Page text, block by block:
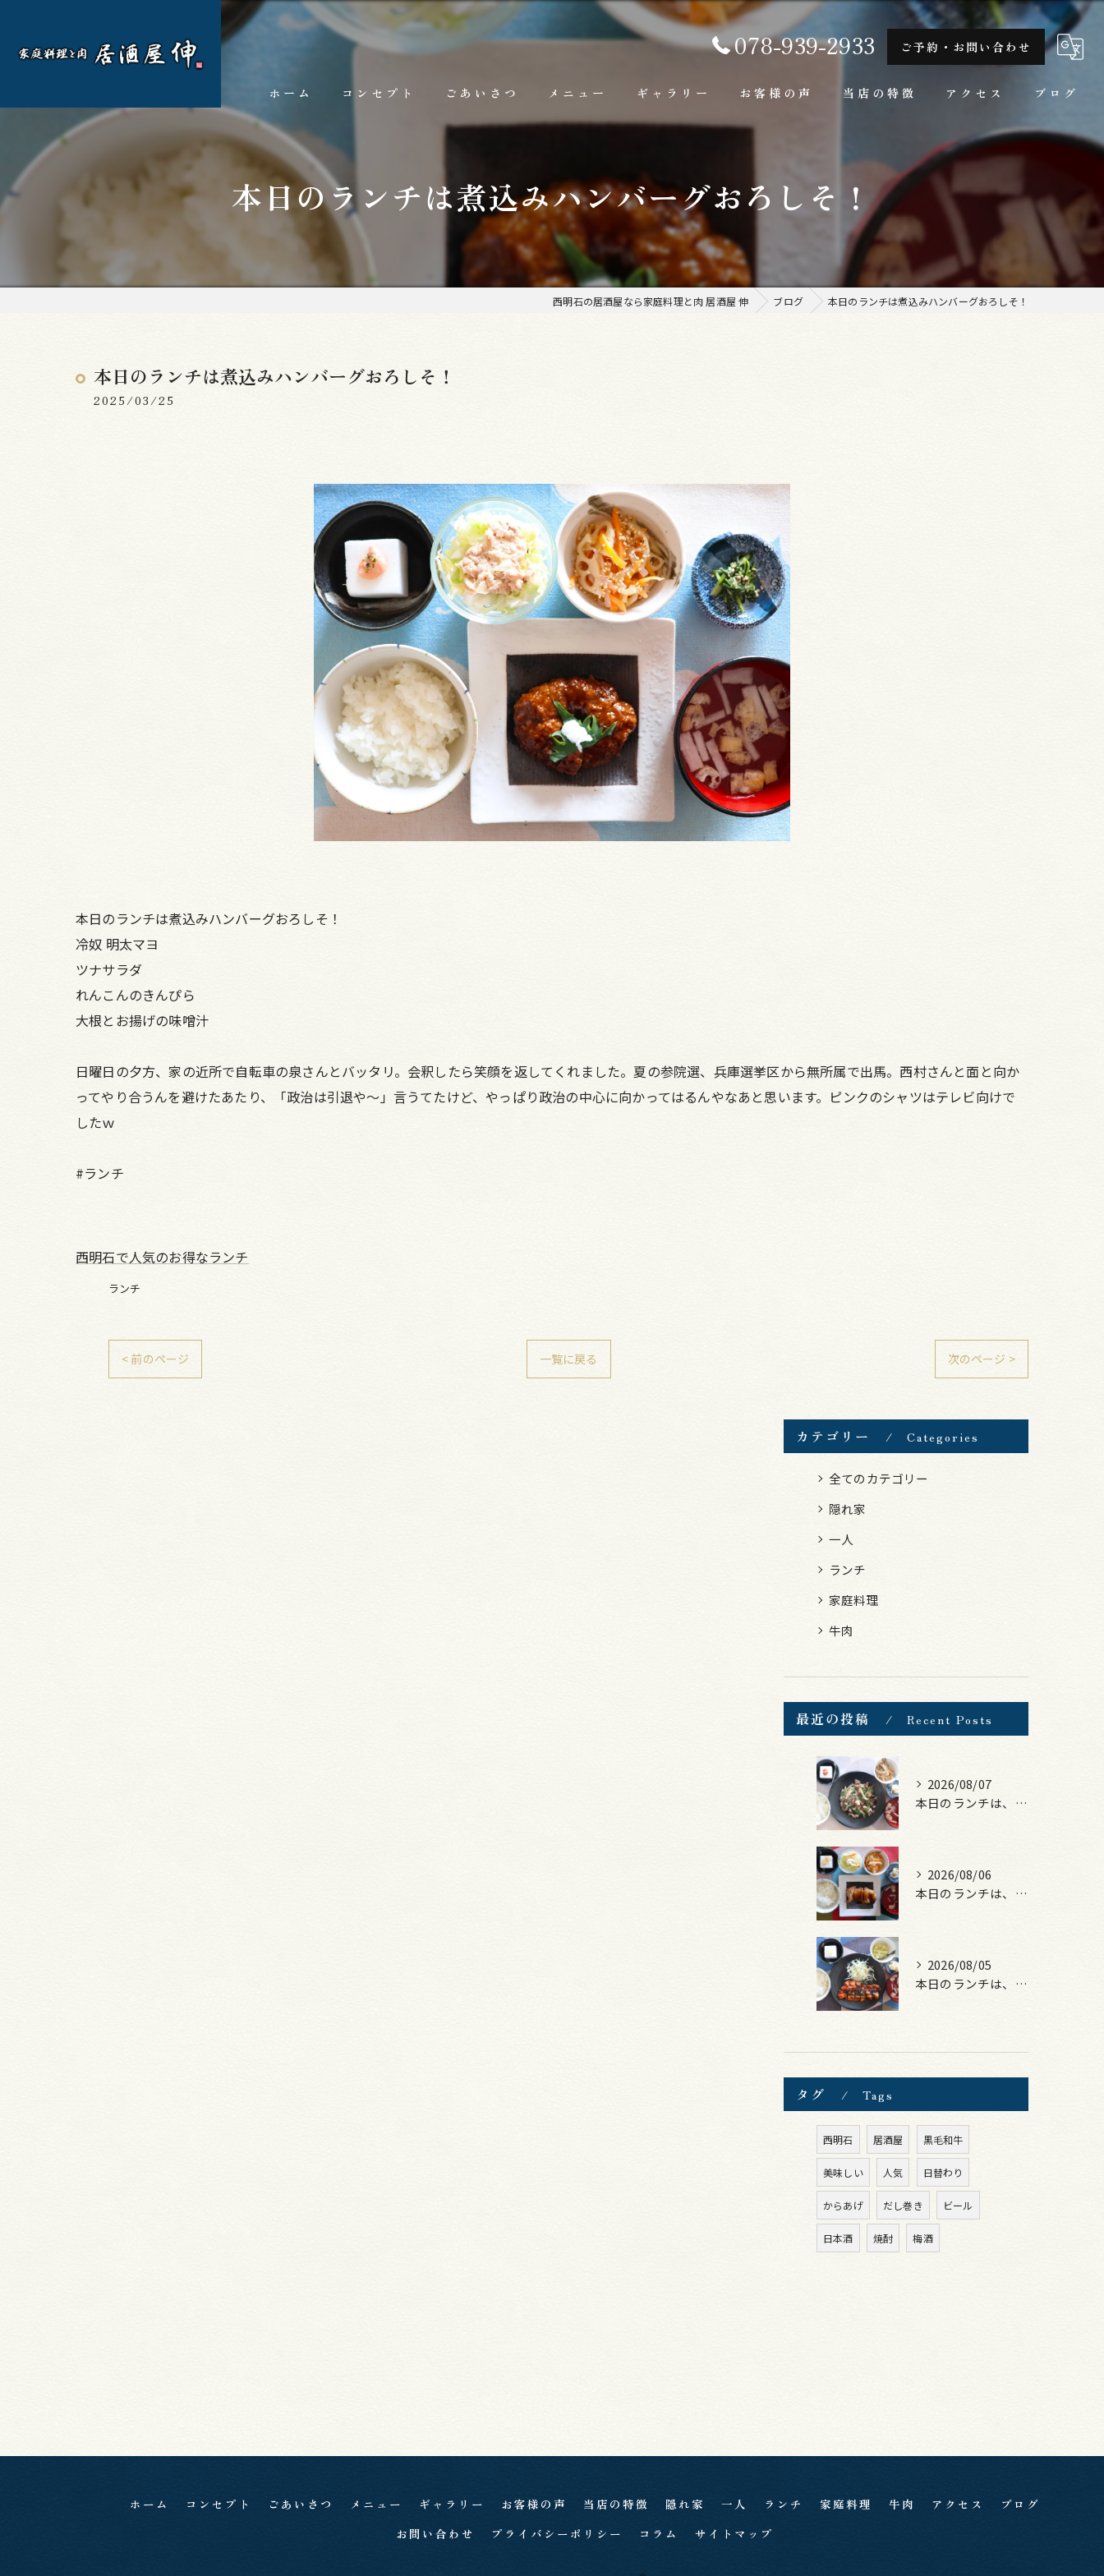
078-939-2933 ご予約・お問い合わせ
ホーム コンセプト ごあいさつ メニュー
お料理
ギャラリー お客様の声 当店の特徴
一人
ランチ
家庭料理
アクセス ブログ
本日のランチは煮込みハンバーグおろしそ！
西明石の居酒屋なら家庭料理と肉 居酒屋 伸 ブログ 本日のランチは煮込みハンバーグおろしそ！
本日のランチは煮込みハンバーグおろしそ！
2025/03/25
本日のランチは煮込みハンバーグおろしそ！
冷奴 明太マヨ
ツナサラダ
れんこんのきんぴら
大根とお揚げの味噌汁
日曜日の夕方、家の近所で自転車の泉さんとバッタリ。会釈したら笑顔を返してくれました。夏の参院選、兵庫選挙区から無所属で出馬。西村さんと面と向か
ってやり合うんを避けたあたり、「政治は引退や～」言うてたけど、やっぱり政治の中心に向かってはるんやなあと思います。ピンクのシャツはテレビ向けで
したｗ
#ランチ
西明石で人気のお得なランチ
ランチ
< 前のページ 一覧に戻る 次のページ >
カテゴリー Categories
全てのカテゴリー
隠れ家
一人
ランチ
家庭料理
牛肉
最近の投稿 Recent Posts
2026/08/07
本日のランチは、黒毛和牛のチャプチェ！
2026/08/06
本日のランチは、照焼きチキン！
2026/08/05
本日のランチは、ロース豚カツ梅はさみ！
タグ Tags
西明石 居酒屋 黒毛和牛
美味しい 人気 日替わり
からあげ だし巻き ビール
日本酒 焼酎 梅酒
ホーム コンセプト ごあいさつ メニュー ギャラリー お客様の声 当店の特徴 隠れ家 一人 ランチ 家庭料理 牛肉 アクセス
ブログ
お問い合わせ
プライバシーポリシー コラム サイトマップ